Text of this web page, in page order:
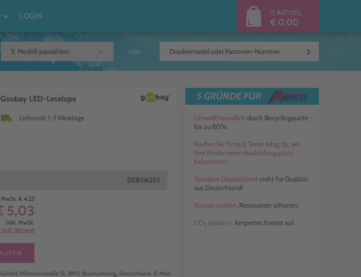
keyboard_arrow_down LOGIN 0 ARTIKEL
€ 0,00
oder keyboard_arrow_right
Goobay LED-Leselupe
local_shipping Lieferzeit 1-2 Werktage
DZB116235
€ 4,23
5,03
inkl. MwSt.
zzgl. Versand
Pillmannstraße 12, 38112 Braunschweig, Deutschland, E-Mail:
5 GRÜNDE FÜR
Umweltfreundlich durch Recyclingquote
bis zu 80%.
Kaufen Sie Tinte & Toner ruhig da, wo
Ihre Kinder einen Ausbildungsplatz
bekommen.
Standort Deutschland steht für Qualität
aus Deutschland!
Kosten senken, Ressourcen schonen.
CO2 senken - Ampertec forstet auf.